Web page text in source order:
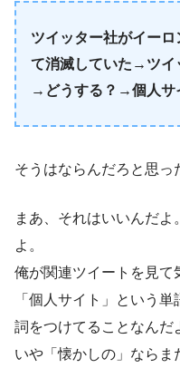
ツイッター社がイー
て消滅していた→ツイ
→どうする？→個人サ
そうはならんだろと思っ
まあ、それはいいんだよ
よ。
俺が関連ツイートを見て
「個人サイト」という
詞をつけてることなんだ
いや「懐かしの」ならま